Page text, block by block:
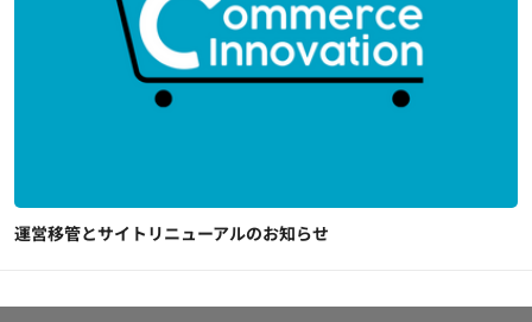
運営移管とサイトリニューアルのお知らせ